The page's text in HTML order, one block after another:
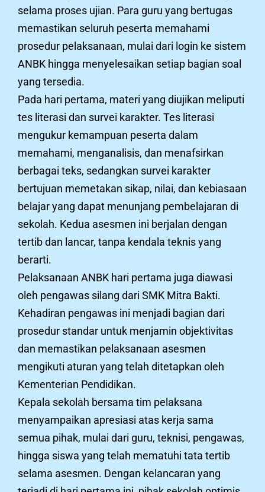
selama proses ujian. Para guru yang bertugas
memastikan seluruh peserta memahami
prosedur pelaksanaan, mulai dari login ke sistem
ANBK hingga menyelesaikan setiap bagian soal
yang tersedia.
Pada hari pertama, materi yang diujikan meliputi
tes literasi dan survei karakter. Tes literasi
mengukur kemampuan peserta dalam
memahami, menganalisis, dan menafsirkan
berbagai teks, sedangkan survei karakter
bertujuan memetakan sikap, nilai, dan kebiasaan
belajar yang dapat menunjang pembelajaran di
sekolah. Kedua asesmen ini berjalan dengan
tertib dan lancar, tanpa kendala teknis yang
berarti.
Pelaksanaan ANBK hari pertama juga diawasi
oleh pengawas silang dari SMK Mitra Bakti.
Kehadiran pengawas ini menjadi bagian dari
prosedur standar untuk menjamin objektivitas
dan memastikan pelaksanaan asesmen
mengikuti aturan yang telah ditetapkan oleh
Kementerian Pendidikan.
Kepala sekolah bersama tim pelaksana
menyampaikan apresiasi atas kerja sama
semua pihak, mulai dari guru, teknisi, pengawas,
hingga siswa yang telah mematuhi tata tertib
selama asesmen. Dengan kelancaran yang